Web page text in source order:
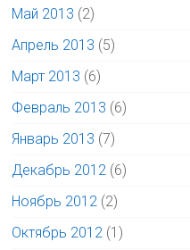
Май 2013 (2)
Апрель 2013 (5)
Март 2013 (6)
Февраль 2013 (6)
Январь 2013 (7)
Декабрь 2012 (6)
Ноябрь 2012 (2)
Октябрь 2012 (1)